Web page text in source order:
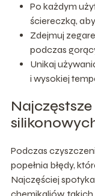
Po każdym
ściereczką,
Zdejmuj
podczas
Unikaj
i wysokiej
Podczas
popełnia błędy,
Najczęściej